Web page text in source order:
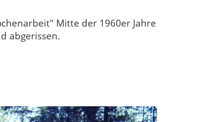
Mitte der 1960er Jahre
abgerissen.